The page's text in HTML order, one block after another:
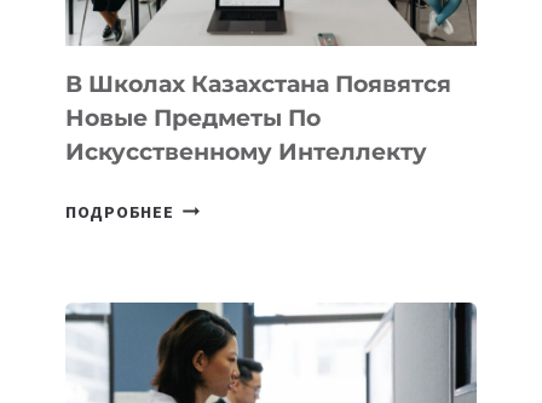
ПРОГРАММУ
ДЛЯ
ТЕХНОЛОГИЧЕСКИХ
В Школах Казахстана Появятся
Новые Предметы По
Искусственному Интеллекту
ПОДРОБНЕЕ В
НОВЫЕ
ПРЕДМЕТЫ
ПО